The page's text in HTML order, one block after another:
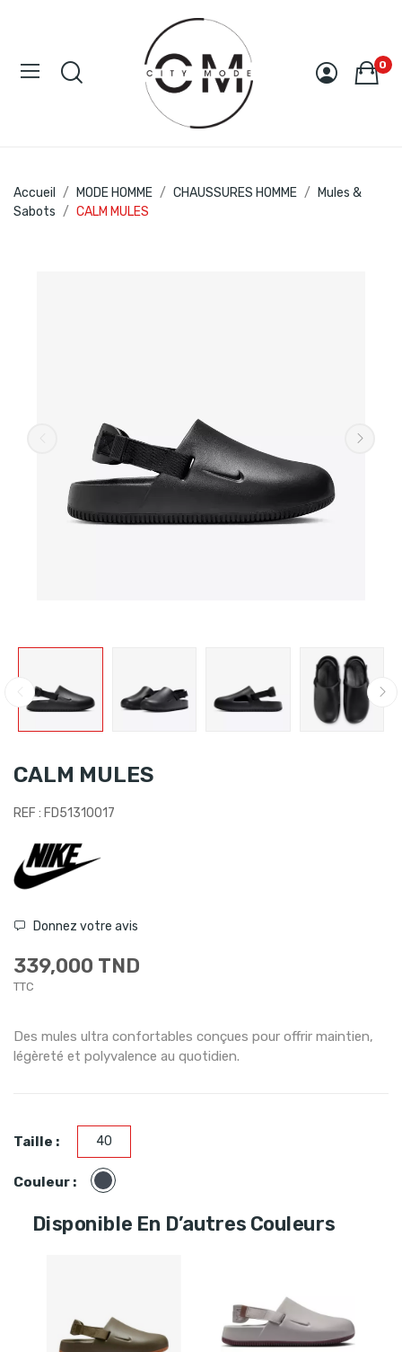
0
Accueil MODE HOMME CHAUSSURES HOMME
Mules &
Sabots
CALM MULES
CALM MULES
REF : FD51310017
Donnez votre avis
339,000 TND
TTC
Des mules ultra confortables conçues pour offrir maintien,
légèreté et polyvalence au quotidien.
Taille : 40
Couleur : Noir
Disponible En D’autres Couleurs